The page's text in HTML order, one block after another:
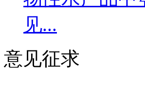
见...
意见征求